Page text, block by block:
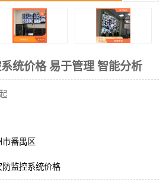
统价格 易于管理 智能分析
市番禺区
防监控系统价格